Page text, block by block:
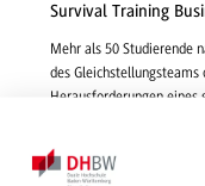
Survival Training
Mehr als 50 Studierende
des
Herausforderungen
Geschäftseinladungen
weiterlesen